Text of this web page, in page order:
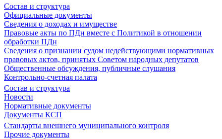
Состав и структура
Официальные документы
Сведения о доходах и имуществе
Правовые акты по ПДн вместе с Политикой в отношении
обработки ПДн
Сведения о признании судом недействующими нормативных
правовых актов, принятых Советом народных депутатов
Общественные обсуждения, публичные слушания
Контрольно-счетная палата
Состав и структура
Новости
Нормативные документы
Документы КСП
Стандарты внешнего муниципального контроля
Прочие документы